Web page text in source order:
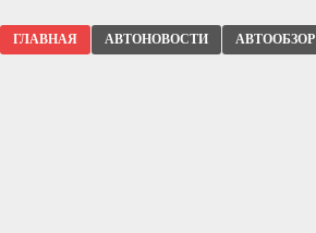
ГЛАВНАЯ АВТОНОВОСТИ АВТООБЗОР